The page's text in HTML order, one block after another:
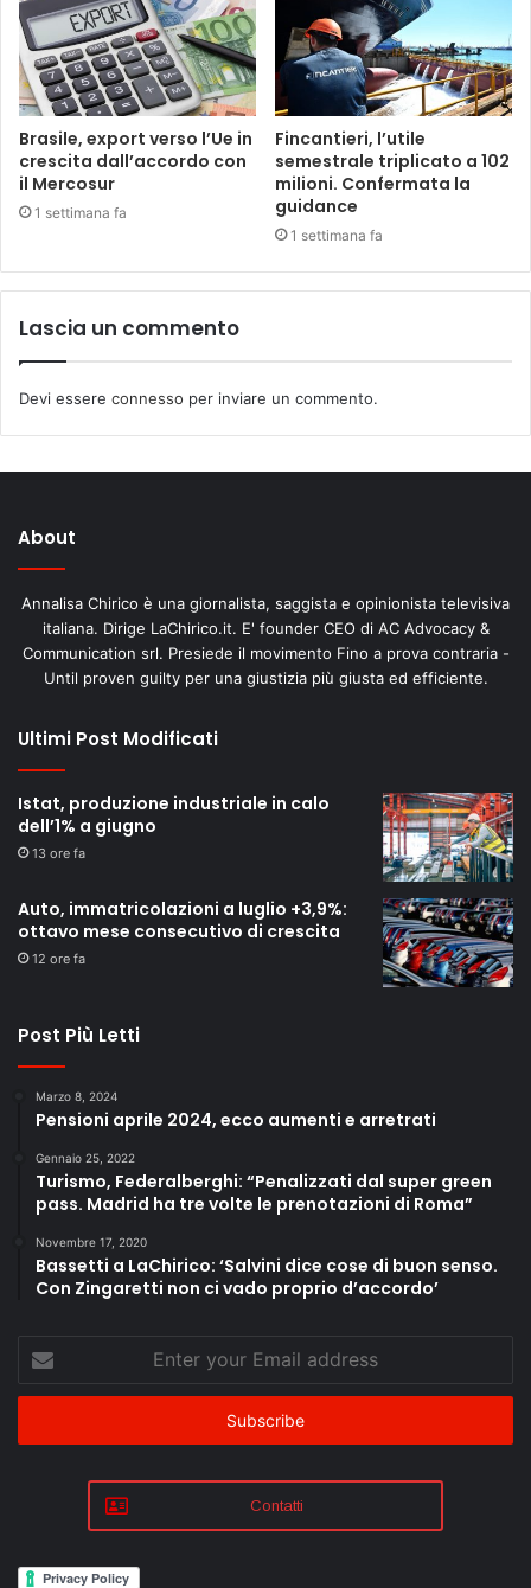
Brasile, export verso l’Ue in
crescita dall’accordo con
il Mercosur
1 settimana fa
Fincantieri, l’utile
semestrale triplicato a 102
milioni. Confermata la
guidance
1 settimana fa
Lascia un commento
Devi essere connesso per inviare un commento.
About
Annalisa Chirico è una giornalista, saggista e opinionista televisiva
italiana. Dirige LaChirico.it. E' founder CEO di AC Advocacy &
Communication srl. Presiede il movimento Fino a prova contraria -
Until proven guilty per una giustizia più giusta ed efficiente.
Ultimi Post Modificati
Istat, produzione industriale in calo
dell’1% a giugno
13 ore fa
Auto, immatricolazioni a luglio +3,9%:
ottavo mese consecutivo di crescita
12 ore fa
Post Più Letti
Marzo 8, 2024
Pensioni aprile 2024, ecco aumenti e arretrati
Gennaio 25, 2022
Turismo, Federalberghi: “Penalizzati dal super green
pass. Madrid ha tre volte le prenotazioni di Roma”
Novembre 17, 2020
Bassetti a LaChirico: ‘Salvini dice cose di buon senso.
Con Zingaretti non ci vado proprio d’accordo’
Enter
your
Email
Contatti